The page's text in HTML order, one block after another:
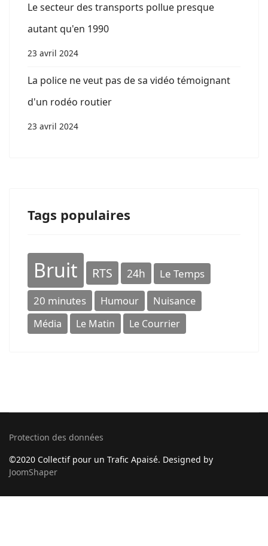
Le secteur des transports pollue presque
autant qu'en 1990
23 avril 2024
La police ne veut pas de sa vidéo témoignant
d'un rodéo routier
23 avril 2024
Tags populaires
Bruit RTS 24h
Le Temps
20 minutes
Humour
Nuisance
Média
Le Matin Le Courrier
Protection des données
©2020 Collectif pour un Trafic Apaisé. Designed by
JoomShaper